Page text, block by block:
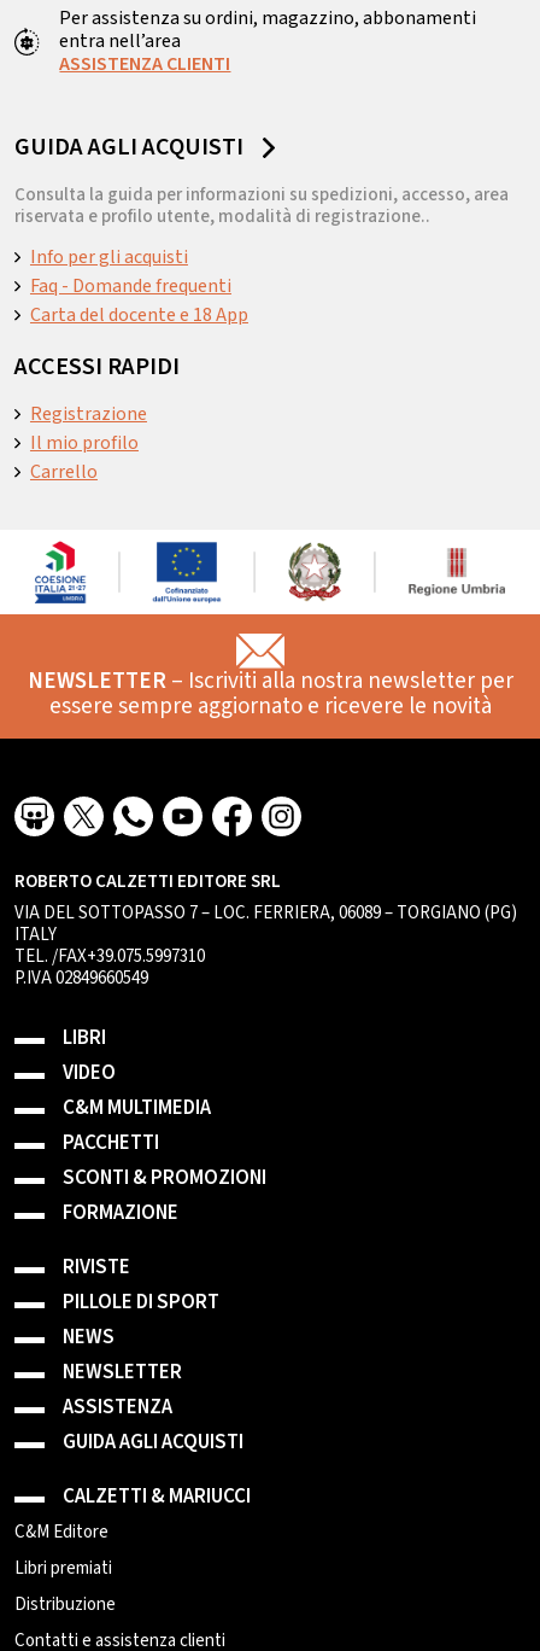
Per assistenza su ordini, magazzino, abbonamenti
entra nell’area
ASSISTENZA CLIENTI
GUIDA AGLI ACQUISTI
Consulta la guida per informazioni su spedizioni, accesso, area
riservata e profilo utente, modalità di registrazione..
Info per gli acquisti
Faq - Domande frequenti
Carta del docente e 18 App
ACCESSI RAPIDI
Registrazione
Il mio profilo
Carrello
NEWSLETTER– Iscriviti alla nostra newsletter per
essere sempre aggiornato e ricevere le novità
ROBERTO CALZETTI EDITORE SRL
VIA DEL SOTTOPASSO 7 – LOC. FERRIERA, 06089 – TORGIANO (PG)
ITALY
TEL. /FAX+39.075.5997310
P.IVA 02849660549
LIBRI
VIDEO
C&M MULTIMEDIA
PACCHETTI
SCONTI & PROMOZIONI
FORMAZIONE
RIVISTE
PILLOLE DI SPORT
NEWS
NEWSLETTER
ASSISTENZA
GUIDA AGLI ACQUISTI
CALZETTI & MARIUCCI
C&M Editore
Libri premiati
Distribuzione
Contatti e assistenza clienti